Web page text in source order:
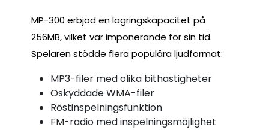
MP-300 erbjöd en lagringskapacitet på
256MB, vilket var imponerande för sin tid.
Spelaren stödde flera populära ljudformat:
MP3-filer med olika bithastigheter
Oskyddade WMA-filer
Röstinspelningsfunktion
FM-radio med inspelningsmöjlighet